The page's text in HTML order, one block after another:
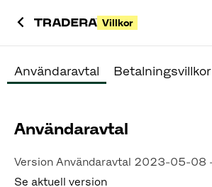
Villkor
Användaravtal
Version Användaravtal 2023-05-
Se aktuell version
Användaravtal Betalningsvillkor